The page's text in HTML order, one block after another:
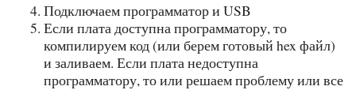
Подключаем программатор и USB
Если плата доступна программатору, то
компилируем код (или берем готовый hex файл)
и заливаем. Если плата недоступна
программатору, то или решаем проблему или все